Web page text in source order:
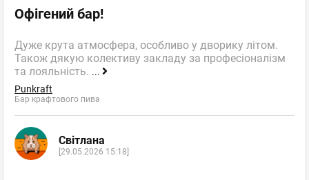
Офігений бар!
Дуже крута атмосфера, особливо у дворику літом.
Також дякую колективу закладу за професіоналізм
та лояльність. ...
Punkraft
Бар крафтового пива
Світлана
[29.05.2026 15:18]